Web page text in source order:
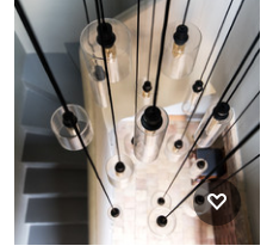
Foyer mit beiger Wandfarbe,
hellem Holzboden, Einzeltür,
weißer Haustür und
eingelassener Decke